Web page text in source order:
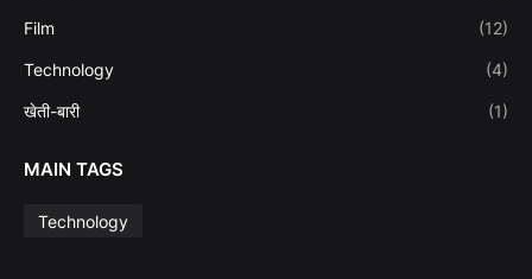
Film (12)
Technology (4)
खेती-बारी (1)
MAIN TAGS
Technology